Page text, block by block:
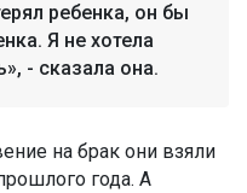
ребенка, он бы
Я не хотела
- сказала она.
на брак они взяли
года. А